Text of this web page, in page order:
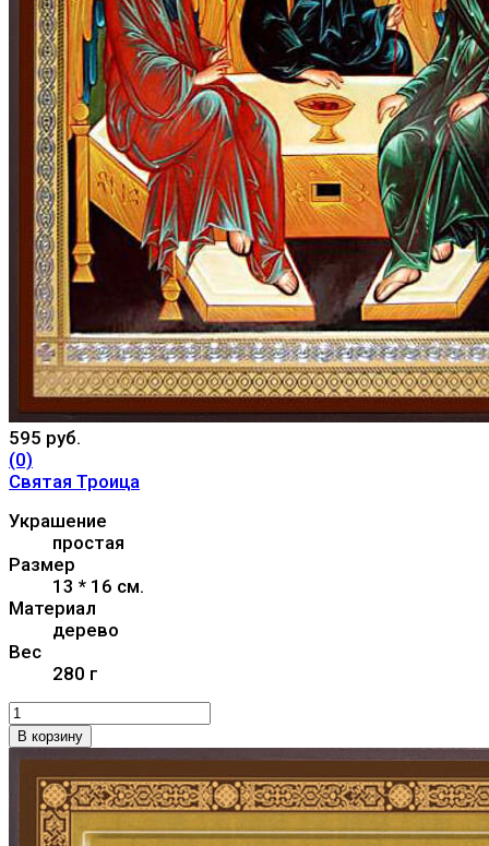
595 руб.
(0)
Святая Троица
Украшение
простая
Размер
13 * 16 см.
Материал
дерево
Вес
280 г
В корзину